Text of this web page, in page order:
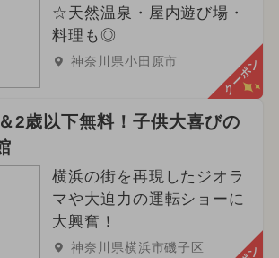
☆天然温泉・屋内遊び場・
料理も◎
神奈川県小田原市 クーポン
2歳以下無料！子供大喜びの
横浜の街を再現したジオラ
マや大迫力の運転ショーに
大興奮！
神奈川県横浜市磯子区